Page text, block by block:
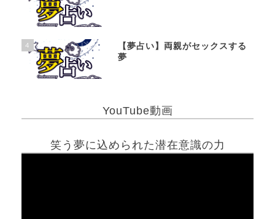
4
【夢占い】両親がセックスする
夢
YouTube動画
笑う夢に込められた潜在意識の力